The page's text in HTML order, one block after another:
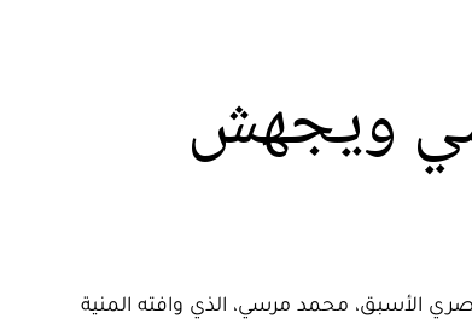
ويجهش
الأسبق، محمد مرسي، الذي وافته المنية